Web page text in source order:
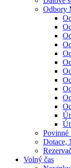
Odbory
Povinné
Dotace,
Volný čas